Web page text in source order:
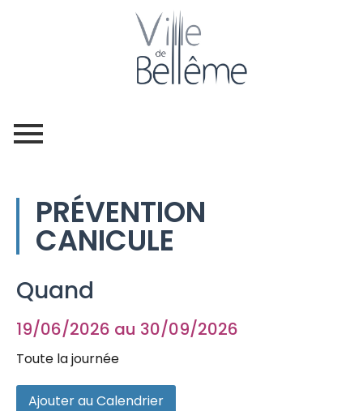
PRÉVENTION
CANICULE
Quand
19/06/2026 au 30/09/2026
Toute la journée
Ajouter au Calendrier